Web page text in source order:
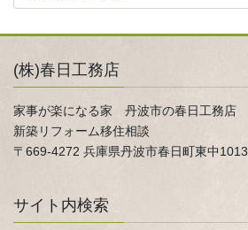
(株)春日工務店
家事が楽になる家 丹波市の春日工務店
新築リフォーム移住相談
〒669-4272 兵庫県丹波市春日町東中1013
サイト内検索